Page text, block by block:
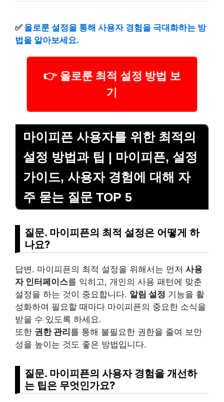
✅ 올로룬 설정을 통해 사용자 경험을 극대화하는 방
법을 알아보세요.
👉 올로룬 최적 설정 방법 보
기
마이피픈 사용자를 위한 최적의
설정 방법과 팁 | 마이피픈, 설정
가이드, 사용자 경험에 대해 자
주 묻는 질문 TOP 5
질문. 마이피픈의 최적 설정은 어떻게 하
나요?
답변. 마이피픈의 최적 설정을 위해서는 먼저 사용
자 인터페이스를 익히고, 개인의 사용 패턴에 맞춘
설정을 하는 것이 중요합니다. 알림 설정 기능을 활
성화하여 필요할 때마다 마이피픈의 중요한 소식을
받을 수 있도록 하세요.
또한 권한 관리 를 통해 불필요한 권한을 줄여 보안
성을 높이는 것도 좋은 방법입니다.
질문. 마이피픈의 사용자 경험을 개선하
는 팁은 무엇인가요?